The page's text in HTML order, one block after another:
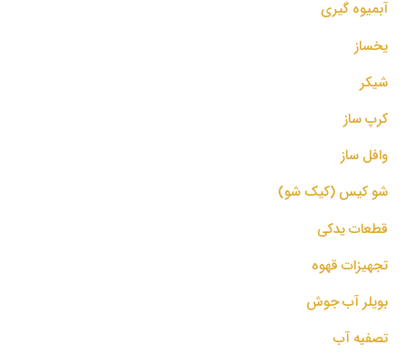
آبمیوه گیری
یخساز
شیکر
کرپ ساز
وافل ساز
شو کیس (کیک شو)
قطعات یدکی
تجهیزات قهوه
بویلر آب جوش
تصفیه آب